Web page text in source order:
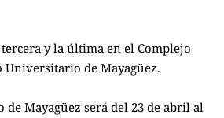
y la última en el Complejo
Universitario de Mayagüez.
de Mayagüez será del 23 de abril al